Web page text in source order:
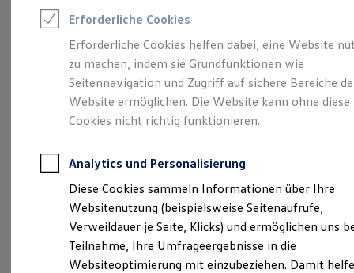
Saisonangebote
Leasing
Leasing-Angebote
Gebrauchtwagen Leasing
Junge Gebrauchtwagen-Leasing
Elektroauto Leasing
Kleinwagen-Leasing
Leasing ohne Anzahlung
Autokredit mit Schlussrate
Versicherungen und Garantien
Kfz-Versicherung
Restschuldversicherungen
Garantien
Wartungsverträge
Geschäftskunden
Professional Class bei Volkswagen
Der ID.7 Tourer
Impressum & Rechtliches)
Erforderliche Cookies
Erforderliche Cookies helfen dabei, eine Website
zu machen, indem sie Grundfunktionen wie
Seitennavigation und Zugriff auf sichere Bereiche
Website ermöglichen. Die Website kann ohne diese
Cookies nicht richtig funktionieren.
Analytics und Personalisierung
Diese Cookies sammeln Informationen über Ihre
Websitenutzung (beispielsweise Seitenaufrufe,
Verweildauer je Seite, Klicks) und ermöglichen uns
Teilnahme, Ihre Umfrageergebnisse in die
Websiteoptimierung mit einzubeziehen. Damit